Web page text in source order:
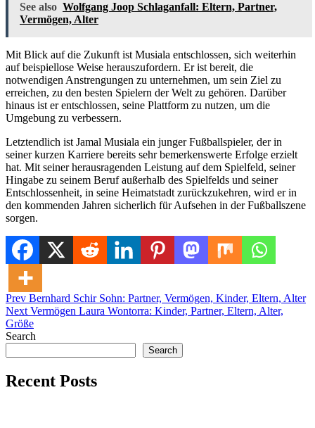
See also Wolfgang Joop Schlaganfall: Eltern, Partner,
Vermögen, Alter
Mit Blick auf die Zukunft ist Musiala entschlossen, sich weiterhin
auf beispiellose Weise herauszufordern. Er ist bereit, die
notwendigen Anstrengungen zu unternehmen, um sein Ziel zu
erreichen, zu den besten Spielern der Welt zu gehören. Darüber
hinaus ist er entschlossen, seine Plattform zu nutzen, um die
Umgebung zu verbessern.
Letztendlich ist Jamal Musiala ein junger Fußballspieler, der in
seiner kurzen Karriere bereits sehr bemerkenswerte Erfolge erzielt
hat. Mit seiner herausragenden Leistung auf dem Spielfeld, seiner
Hingabe zu seinem Beruf außerhalb des Spielfelds und seiner
Entschlossenheit, in seine Heimatstadt zurückzukehren, wird er in
den kommenden Jahren sicherlich für Aufsehen in der Fußballszene
sorgen.
Posted inUncategorized
Post
navigation
Prev Bernhard Schir Sohn: Partner, Vermögen, Kinder, Eltern, Alter
Next Vermögen Laura Wontorra: Kinder, Partner, Eltern, Alter,
Größe
Search
Search
Recent Posts